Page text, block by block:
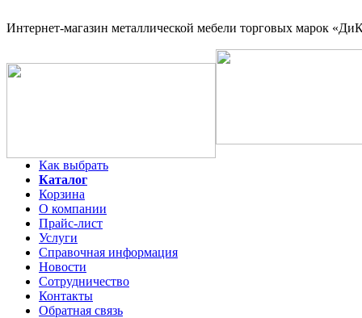
Интернет-магазин металлической мебели торговых марок
Как выбрать
Каталог
Корзина
О компании
Прайс-лист
Услуги
Справочная информация
Новости
Сотрудничество
Контакты
Обратная связь